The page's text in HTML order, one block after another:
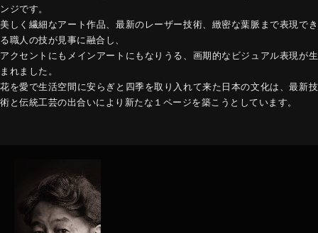
ンジです。
美しく繊細なアート作品、最新のレーザー技術、緻密な葉脈まで表現でき
る職人の技が見事に融合し、
アクセントにもメインアートにもなりうる、画期的なビジュアル表現が生
まれました。
花を愛で生活空間に安らぎと四季を取り入れて来た日本の文化は、最新技
術と伝統工芸の出合いにより新たな１ページを築こうとしています。